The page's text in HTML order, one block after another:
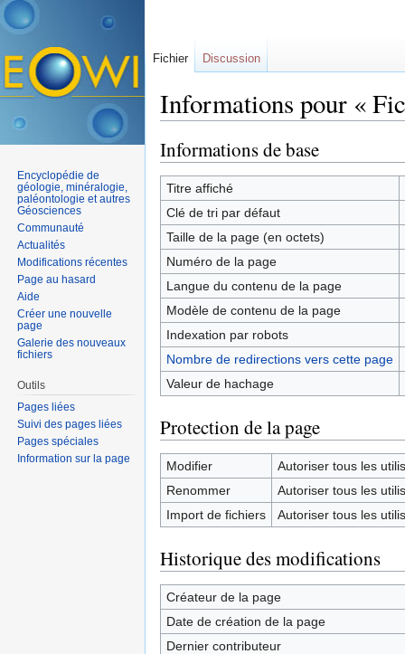
Informations pour «
Informations de base
Titre affiché
Clé de tri par défaut
Taille de la page (en octets)
Numéro de la page
Langue du contenu de la page
Modèle de contenu de la page
Indexation par robots
Nombre de redirections vers cette page
Valeur de hachage
Protection de la page
Modifier
Autoriser tous les
Renommer
Autoriser tous les
Import de fichiers
Autoriser tous les
Historique des modifications
Créateur de la page
Date de création de la page
Dernier contributeur
Fichier Discussion
Encyclopédie de
géologie, minéralogie,
paléontologie et autres
Géosciences
Communauté
Actualités
Modifications récentes
Page au hasard
Aide
Créer une nouvelle
page
Galerie des nouveaux
fichiers
Outils
Pages liées
Suivi des pages liées
Pages spéciales
Information sur la page